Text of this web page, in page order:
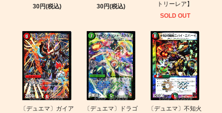
30円(税込)
30円(税込)
トリーレア】
SOLD OUT
〔デュエマ〕ガイア
〔デュエマ〕ドラゴ
〔デュエマ〕不知火